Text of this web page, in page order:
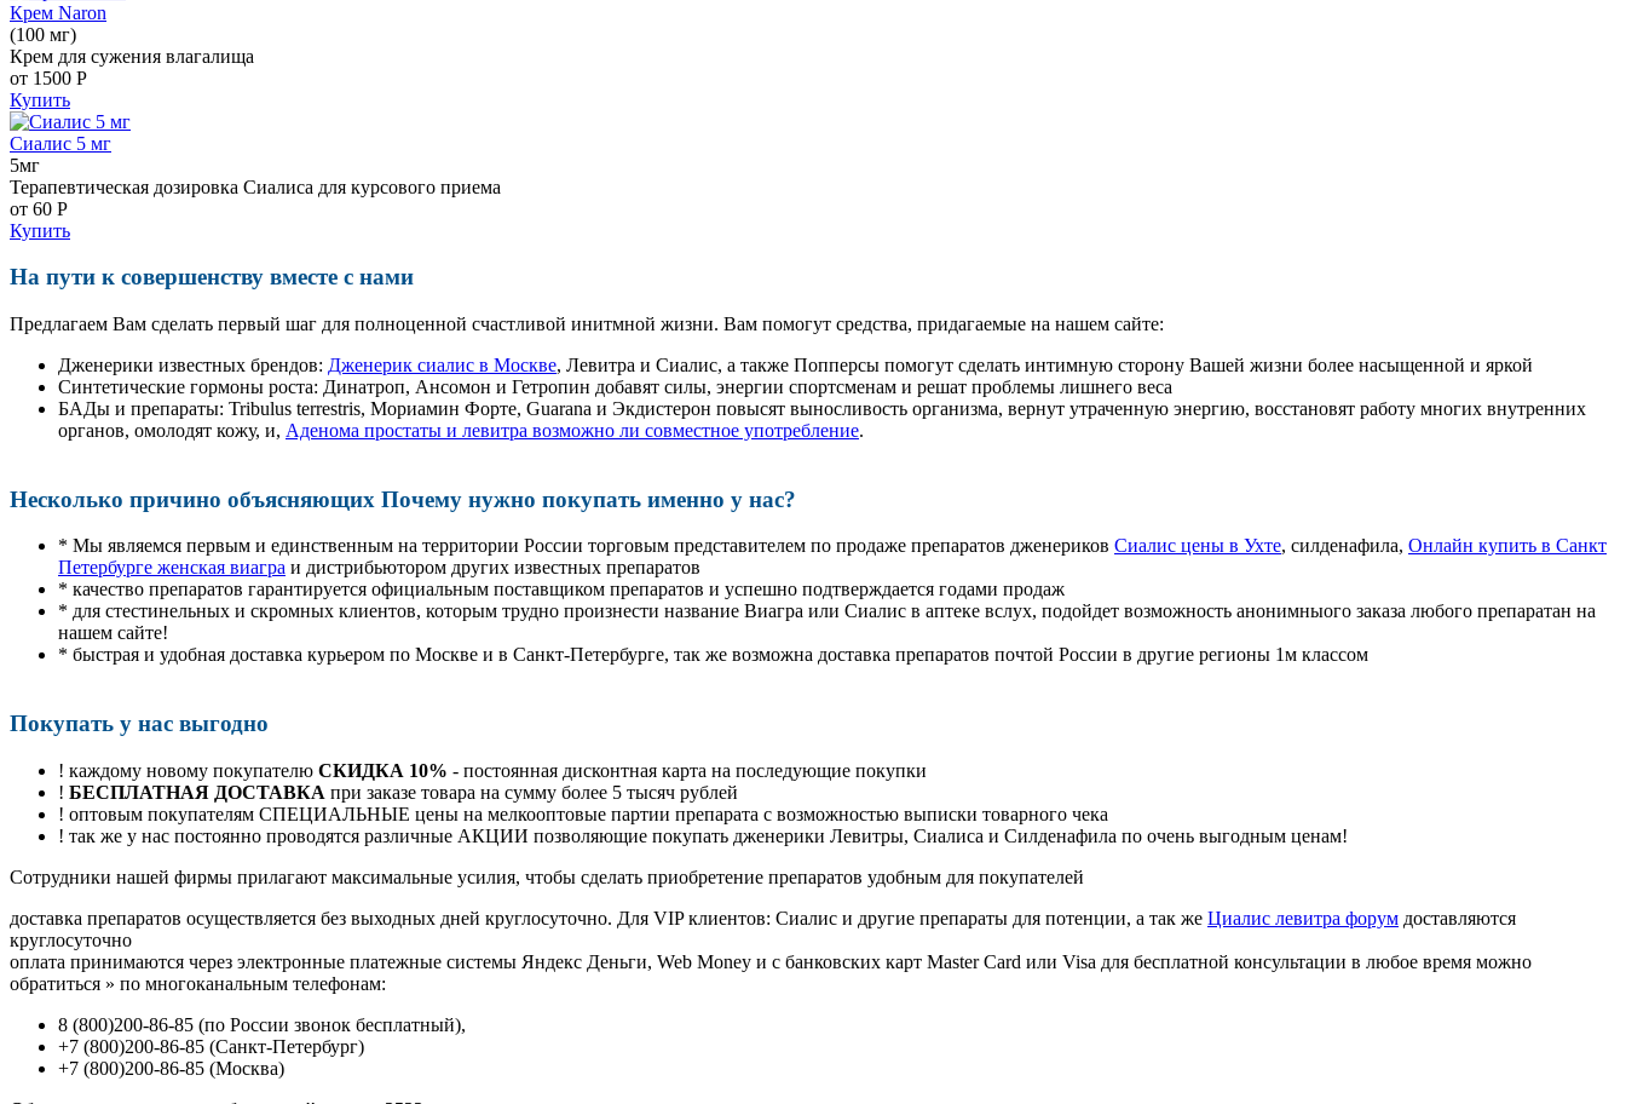
Крем Naron
(100 мг)
Крем для сужения влагалища
от 1500 Р
Купить
Сиалис 5 мг
5мг
Терапевтическая дозировка Сиалиса для курсового приема
от 60 Р
Купить
На пути к совершенству вместе с нами
Предлагаем Вам сделать первый шаг для полноценной счастливой инитмной жизни. Вам помогут средства, придагаемые на нашем сайте:
Дженерики известных брендов: Дженерик сиалис в Москве, Левитра и Сиалис, а также Попперсы помогут сделать интимную сторону Вашей жизни более насыщенной и яркой
Синтетические гормоны роста: Динатроп, Ансомон и Гетропин добавят силы, энергии спортсменам и решат проблемы лишнего веса
БАДы и препараты: Tribulus terrestris, Мориамин Форте, Guarana и Экдистерон повысят выносливость организма, вернут утраченную энергию, восстановят работу многих внутренних
органов, омолодят кожу, и, Аденома простаты и левитра возможно ли совместное употребление.
Несколько причино объясняющих Почему нужно покупать именно у нас?
* Мы являемся первым и единственным на территории России торговым представителем по продаже препаратов дженериков Сиалис цены в Ухте, силденафила, Онлайн купить в Санкт
Петербурге женская виагра и дистрибьютором других известных препаратов
* качество препаратов гарантируется официальным поставщиком препаратов и успешно подтверждается годами продаж
* для стестинельных и скромных клиентов, которым трудно произнести название Виагра или Сиалис в аптеке вслух, подойдет возможность анонимныого заказа любого препаратан на
нашем сайте!
* быстрая и удобная доставка курьером по Москве и в Санкт-Петербурге, так же возможна доставка препаратов почтой России в другие регионы 1м классом
Покупать у нас выгодно
! каждому новому покупателю СКИДКА 10% - постоянная дисконтная карта на последующие покупки
! БЕСПЛАТНАЯ ДОСТАВКА при заказе товара на сумму более 5 тысяч рублей
! оптовым покупателям СПЕЦИАЛЬНЫЕ цены на мелкооптовые партии препарата с возможностью выписки товарного чека
! так же у нас постоянно проводятся различные АКЦИИ позволяющие покупать дженерики Левитры, Сиалиса и Силденафила по очень выгодным ценам!
Cотрудники нашей фирмы прилагают максимальные усилия, чтобы сделать приобретение препаратов удобным для покупателей
доставка препаратов осуществляется без выходных дней круглосуточно. Для VIP клиентов: Сиалис и другие препараты для потенции, а так же Циалис левитра форум доставляются
круглосуточно
оплата принимаются через электронные платежные системы Яндекс Деньги, Web Money и с банковских карт Master Card или Visa для бесплатной консультации в любое время можно
обратиться » по многоканальным телефонам:
8 (800)200-86-85 (по России звонок бесплатный),
+7 (800)200-86-85 (Санкт-Петербург)
+7 (800)200-86-85 (Москва)